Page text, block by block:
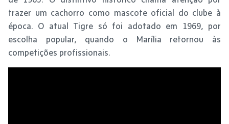
trazer um cachorro como mascote oficial do clube à
época. O atual Tigre só foi adotado em 1969, por
escolha popular, quando o Marília retornou às
competições profissionais.